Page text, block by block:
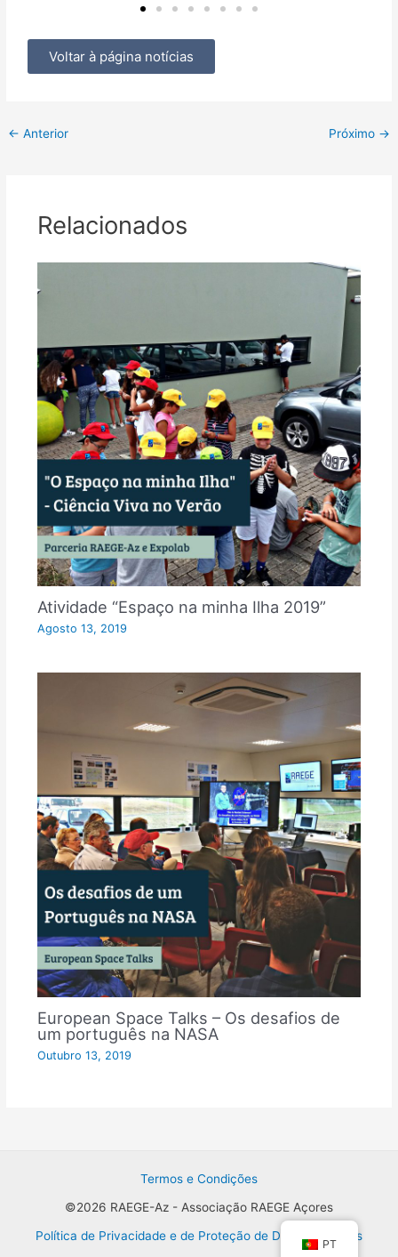
Voltar à página notícias
← Anterior Próximo →
Relacionados
Atividade “Espaço na minha Ilha 2019”
Agosto 13, 2019
European Space Talks – Os desafios de
um português na NASA
Outubro 13, 2019
Termos e Condições
©2026 RAEGE-Az - Associação RAEGE Açores
Política de Privacidade e de Proteção de Dados Pessoais
PT